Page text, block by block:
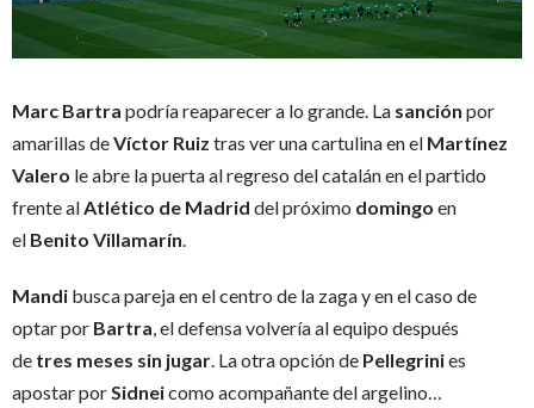
Marc Bartra podría reaparecer a lo grande. La sanción por
amarillas deVíctor Ruiz tras ver una cartulina en el Martínez
Valero le abre la puerta al regreso del catalán en el partido
frente al Atlético de Madrid del próximo domingo en
el Benito Villamarín
Mandi busca pareja en el centro de la zaga y en el caso de
optar por Bartra , el defensa volvería al equipo después
de tres meses sin jugar . La otra opción de Pellegrinies
apostar por Sidneicomo acompañante del argelino…